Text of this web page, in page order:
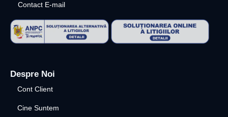
Contact E-mail
Despre Noi
Cont Client
Cine Suntem